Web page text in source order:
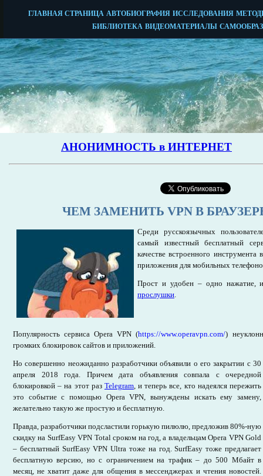
ЧЕМ ЗАМЕНИТЬ VPN В
Среди русскоязычных
самый известный бесплатный
качестве встроенного инструмента
приложения для мобильных
Прост и удобен – одно нажатие,
прослушки.
Популярность сервиса Opera VPN (https://www.operavpn.com/)
громких блокировок сайтов и приложений.
Но совершенно неожиданно разработчики объявили о его закрытии с 30
апреля 2018 года. Причем дата объявления совпала с очередной
блокировкой – на этот раз Telegram, и теперь все, кто надеялся пережить
это событие с помощью Opera VPN, вынуждены искать ему замену,
желательно такую же простую и бесплатную.
Правда, разработчики подсластили горькую пилюлю, предложив 80%-ную
скидку на SurfEasy VPN Total сроком на год, а владельцам Opera VPN Gold
– бесплатный SurfEasy VPN Ultra тоже на год. SurfEasy тоже предлагает
бесплатную версию, но с ограничением на трафик – до 500 Мбайт в
месяц, не хватит даже для общения в мессенджерах и чтения новостей.